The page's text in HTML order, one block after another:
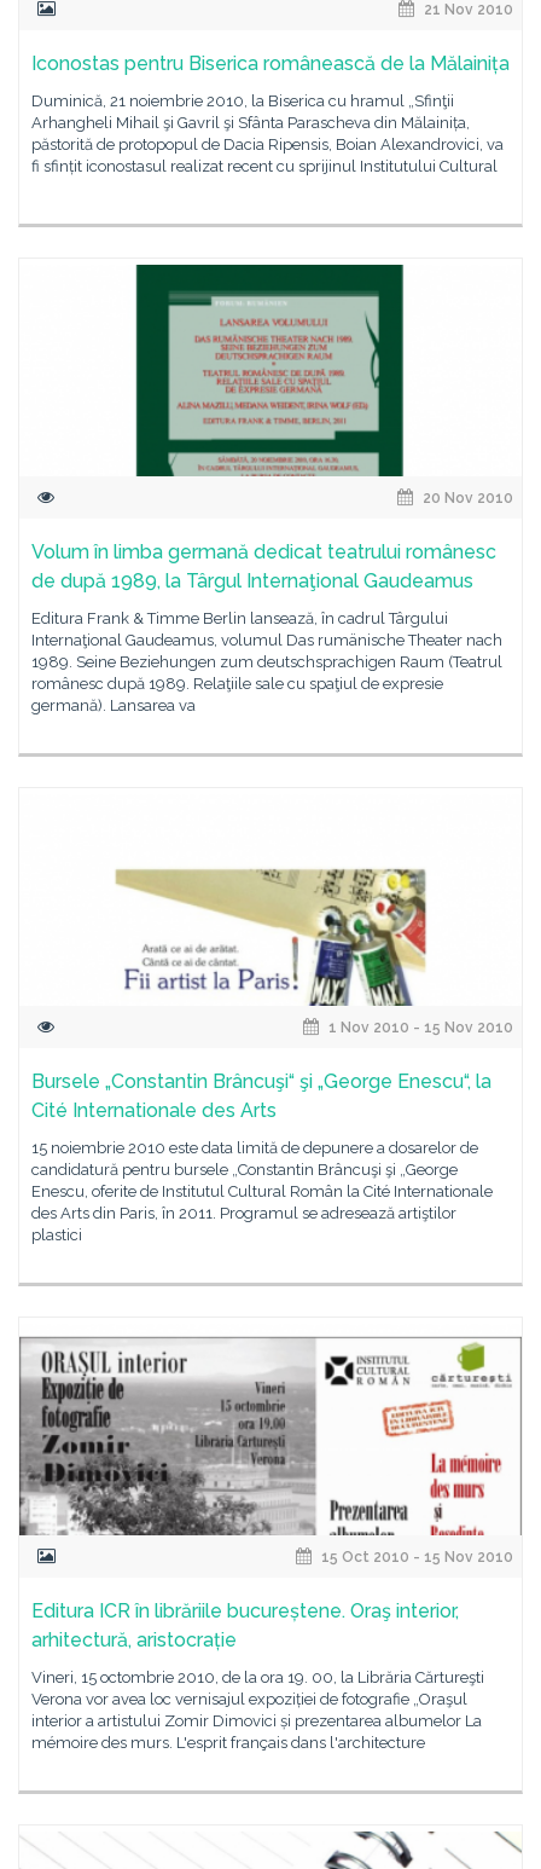
21 Nov 2010
Iconostas pentru Biserica românească de la Mălainița
Duminică, 21 noiembrie 2010, la Biserica cu hramul „Sfinţii
Arhangheli Mihail şi Gavril şi Sfânta Parascheva din Mălainița,
păstorită de protopopul de Dacia Ripensis, Boian Alexandrovici, va
fi sfințit iconostasul realizat recent cu sprijinul Institutului Cultural
20 Nov 2010
Volum în limba germană dedicat teatrului românesc
de după 1989, la Târgul Internaţional Gaudeamus
Editura Frank & Timme Berlin lansează, în cadrul Târgului
Internaţional Gaudeamus, volumul Das rumänische Theater nach
1989. Seine Beziehungen zum deutschsprachigen Raum (Teatrul
românesc după 1989. Relaţiile sale cu spaţiul de expresie
germană). Lansarea va
1 Nov 2010 - 15 Nov 2010
Bursele „Constantin Brâncuşi“ şi „George Enescu“, la
Cité Internationale des Arts
15 noiembrie 2010 este data limită de depunere a dosarelor de
candidatură pentru bursele „Constantin Brâncuşi şi „George
Enescu, oferite de Institutul Cultural Român la Cité Internationale
des Arts din Paris, în 2011. Programul se adresează artiştilor
plastici
15 Oct 2010 - 15 Nov 2010
Editura ICR în librăriile bucureștene. Oraş interior,
arhitectură, aristocrație
Vineri, 15 octombrie 2010, de la ora 19. 00, la Librăria Cărtureşti
Verona vor avea loc vernisajul expoziției de fotografie „Oraşul
interior a artistului Zomir Dimovici și prezentarea albumelor La
mémoire des murs. L'esprit français dans l'architecture